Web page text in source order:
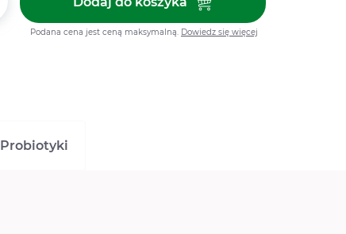
Dodaj do koszyka Fucidin 2%,
Podana cena jest ceną maksymalną. Dowiedz się więcej
Probiotyki